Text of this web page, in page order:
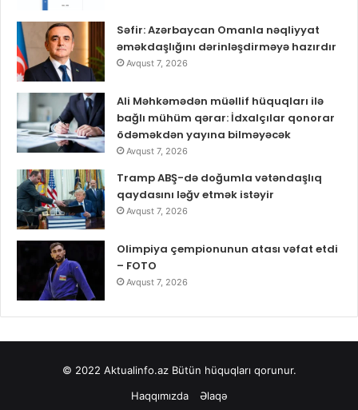
Səfir: Azərbaycan Omanla nəqliyyat
əməkdaşlığını dərinləşdirməyə hazırdır
Avqust 7, 2026
Ali Məhkəmədən müəllif hüquqları ilə
bağlı mühüm qərar: İdxalçılar qonorar
ödəməkdən yayına bilməyəcək
Avqust 7, 2026
Tramp ABŞ-də doğumla vətəndaşlıq
qaydasını ləğv etmək istəyir
Avqust 7, 2026
Olimpiya çempionunun atası vəfat etdi
– FOTO
Avqust 7, 2026
© 2022 Aktualinfo.azBütün hüquqları qorunur.
Haqqımızda
Əlaqə